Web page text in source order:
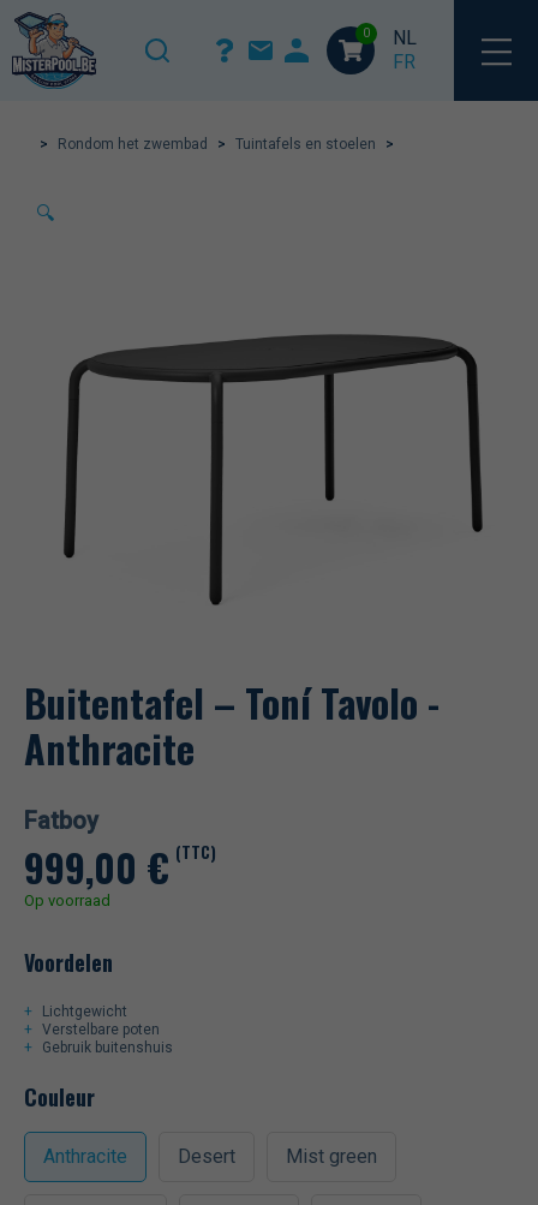
0
NL
FR
> Rondom het zwembad > Tuintafels en stoelen >
🔍
Buitentafel – Toní Tavolo -
Anthracite
Fatboy
999,00 € (TTC)
Op voorraad
Voordelen
Lichtgewicht
Verstelbare poten
Gebruik buitenshuis
Couleur
Anthracite Desert Mist green